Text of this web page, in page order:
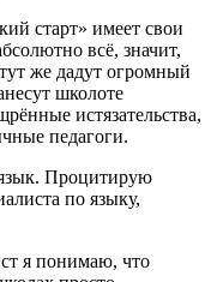
старт» имеет свои
всё, значит,
же дадут огромный
школоте
истязательства,
педагоги.
Процитирую
по языку,
я понимаю, что